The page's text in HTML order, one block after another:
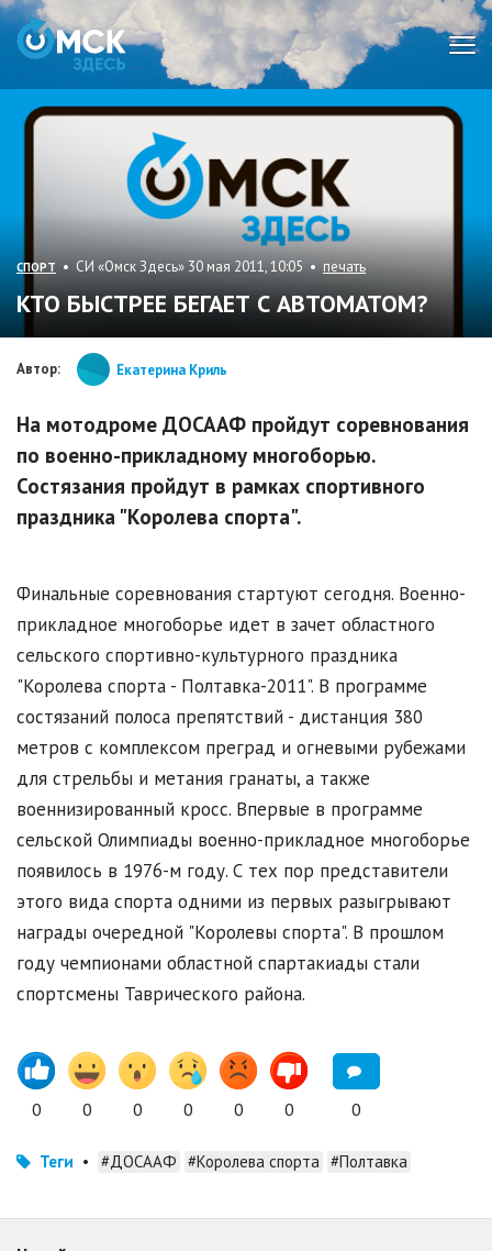
СПОРТ • СИ «Омск Здесь» 30 мая 2011, 10:05 • печать
КТО БЫСТРЕЕ БЕГАЕТ С АВТОМАТОМ?
Автор: Екатерина Криль
На мотодроме ДОСААФ пройдут соревнования
по военно-прикладному многоборью.
Состязания пройдут в рамках спортивного
праздника "Королева спорта".
Финальные соревнования стартуют сегодня. Военно-
прикладное многоборье идет в зачет областного
сельского спортивно-культурного праздника
"Королева спорта - Полтавка-2011". В программе
состязаний полоса препятствий - дистанция 380
метров с комплексом преград и огневыми рубежами
для стрельбы и метания гранаты, а также
военнизированный кросс. Впервые в программе
сельской Олимпиады военно-прикладное многоборье
появилось в 1976-м году. С тех пор представители
этого вида спорта одними из первых разыгрывают
награды очередной "Королевы спорта". В прошлом
году чемпионами областной спартакиады стали
спортсмены Таврического района.
0 0 0 0 0 0 0
Теги • #ДОСААФ #Королева спорта #Полтавка